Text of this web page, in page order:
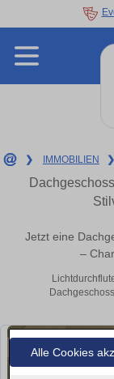
Alle Cookies
❯ IMMOBILIEN ❯
Jetzt eine
–